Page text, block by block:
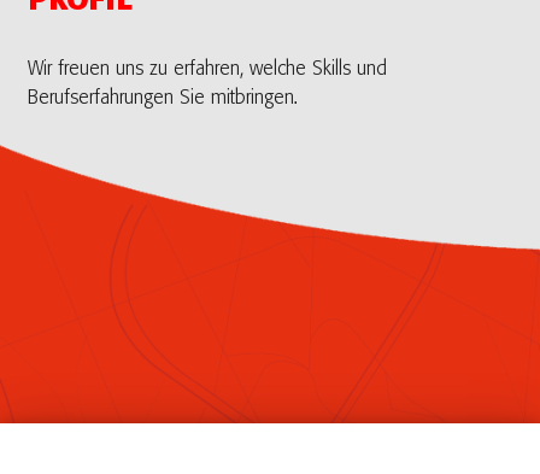
Wir freuen uns zu erfahren, welche Skills und
Berufserfahrungen Sie mitbringen.